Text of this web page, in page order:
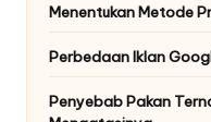
Menentukan Metode
Perbedaan Iklan
Penyebab Pakan